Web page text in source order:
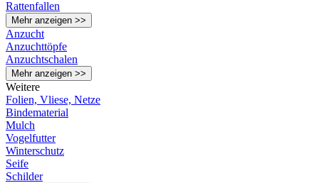
Rattenfallen
Mehr anzeigen >>
Anzucht
Anzuchttöpfe
Anzuchtschalen
Mehr anzeigen >>
Weitere
Folien, Vliese, Netze
Bindematerial
Mulch
Vogelfutter
Winterschutz
Seife
Schilder